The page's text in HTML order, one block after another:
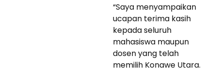
“Saya menyampaikan
ucapan terima kasih
kepada seluruh
mahasiswa maupun
dosen yang telah
memilih Konawe Utara.